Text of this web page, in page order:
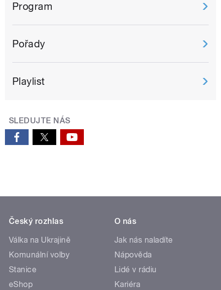
Program
Pořady
Playlist
SLEDUJTE NÁS
Český rozhlas
Válka na Ukrajině
Komunální volby
Stanice
eShop
O nás
Jak nás naladíte
Nápověda
Lidé v rádiu
Kariéra